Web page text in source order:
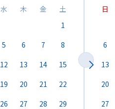
水 木 金
土
1
5 6 7
8
12 13 14
15
19 20 21
22
26 27 28
29
日
6
13
20
27